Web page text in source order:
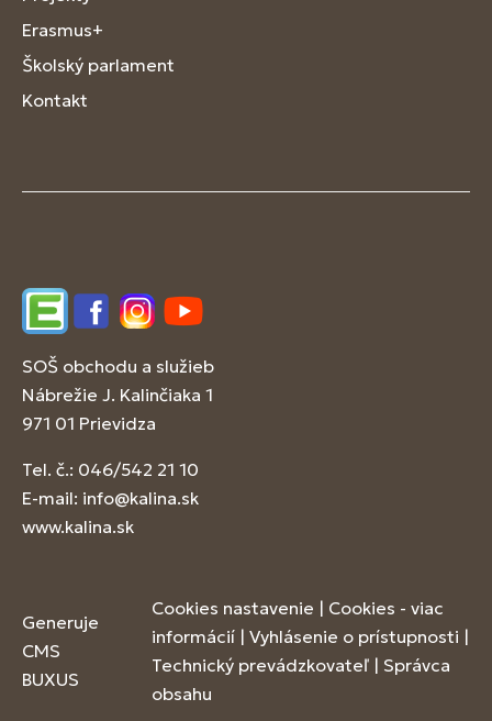
Erasmus+
Školský parlament
Kontakt
EdupageFacebookInstagram
YouTube
SOŠ obchodu a služieb
Nábrežie J. Kalinčiaka 1
971 01 Prievidza
Tel. č.: 046/542 21 10
E-mail: info@kalina.sk
www.kalina.sk
Generuje
CMS
BUXUS
Cookies nastavenie | Cookies - viac
informácií | Vyhlásenie o prístupnosti |
Technický prevádzkovateľ | Správca
obsahu